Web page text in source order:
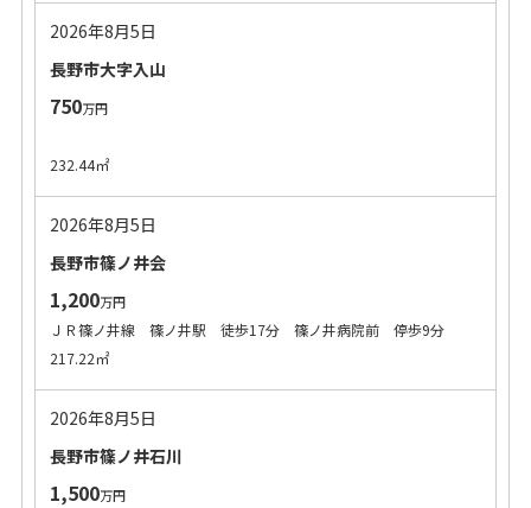
2026年8月5日
長野市大字入山
750万円
232.44㎡
2026年8月5日
長野市篠ノ井会
1,200万円
ＪＲ篠ノ井線 篠ノ井駅 徒歩17分 篠ノ井病院前 停歩9分
217.22㎡
2026年8月5日
長野市篠ノ井石川
1,500万円